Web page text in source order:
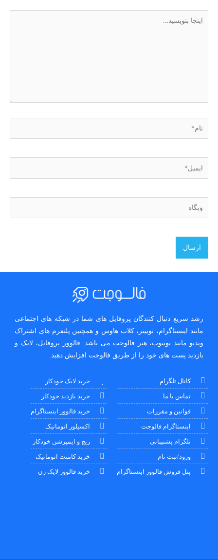
بنویسید…
وبگاه
رشد سریع دنبال کنندگان پروفایل های شما در شبکه های اجتماعی
مانند اینستاگرام، توییتر، کلاب هاوس و همچنین پلتفرم های اشتراک
ویدیو مانند یوتیوب، هنر فالوجت می باشد. فالوور پروفایل، لایک و
بازدید پست های خود را از طریق فالوجت افزایش دهید.
کانال تلگرام
تماس با ما
قوانین و مقررات
اینستاگرام فالوجت
تلگرام پشتیبانی
ورود/ثبت نام
پنل فروش فالوور اینستاگرام
خرید لایک خودکار
خرید بازدید خودکار
خرید فالوور اینستاگرام
اکسپلور اتوماتیک
ریج و ایمپرشن خودکار
خرید کامنت اتوماتیک
خرید فالوور لایک زن